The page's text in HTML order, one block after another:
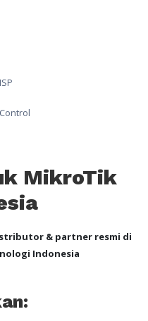
MikroTik
& partner resmi di
Indonesia